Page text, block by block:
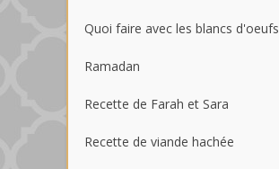
Quoi faire avec les blancs d'oeufs
Ramadan
Recette de Farah et Sara
Recette de viande hachée